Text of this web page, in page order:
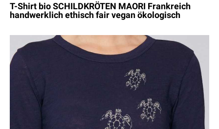
T-Shirt bio SCHILDKRÖTEN MAORI Frankreich
handwerklich ethisch fair vegan ökologisch